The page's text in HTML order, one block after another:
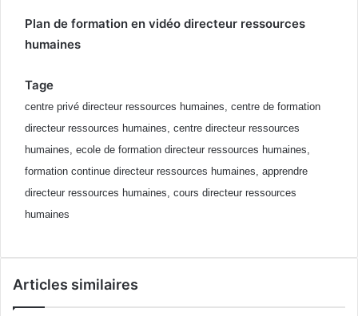
Plan de formation en vidéo directeur ressources
humaines
Tage
centre privé directeur ressources humaines, centre de formation
directeur ressources humaines, centre directeur ressources
humaines, ecole de formation directeur ressources humaines,
formation continue directeur ressources humaines, apprendre
directeur ressources humaines, cours directeur ressources
humaines
Articles similaires